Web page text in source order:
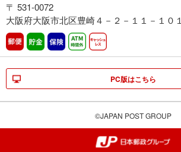
〒 531-0072
大阪府大阪市北区豊崎４－２－１１－１０１
郵便 貯金 保険 ATM時間外
PC版はこちら
©JAPAN POST GROUP